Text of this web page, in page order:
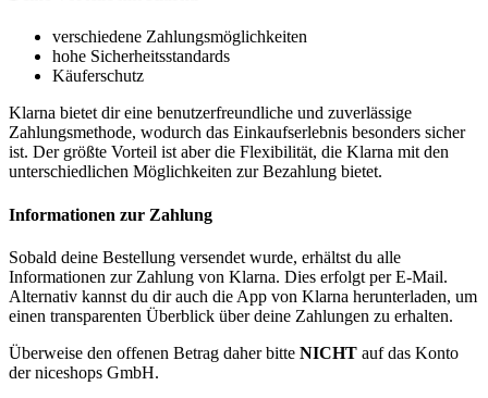
verschiedene Zahlungsmöglichkeiten
hohe Sicherheitsstandards
Käuferschutz
Klarna bietet dir eine benutzerfreundliche und zuverlässige
Zahlungsmethode, wodurch das Einkaufserlebnis besonders sicher
ist. Der größte Vorteil ist aber die Flexibilität, die Klarna mit den
unterschiedlichen Möglichkeiten zur Bezahlung bietet.
Informationen zur Zahlung
Sobald deine Bestellung versendet wurde, erhältst du alle
Informationen zur Zahlung von Klarna. Dies erfolgt per E-Mail.
Alternativ kannst du dir auch die App von Klarna herunterladen, um
einen transparenten Überblick über deine Zahlungen zu erhalten.
Überweise den offenen Betrag daher bitte NICHT auf das Konto
der niceshops GmbH.